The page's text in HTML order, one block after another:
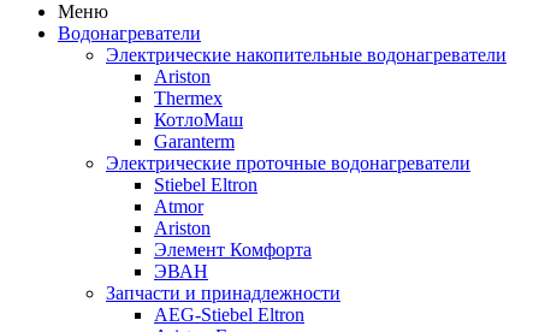
Меню
Водонагреватели
Электрические накопительные водонагреватели
Ariston
Thermex
КотлоМаш
Garanterm
Электрические проточные водонагреватели
Stiebel Eltron
Atmor
Ariston
Элемент Комфорта
ЭВАН
Запчасти и принадлежности
AEG-Stiebel Eltron